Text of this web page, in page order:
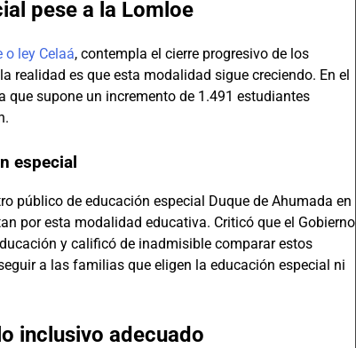
pese a la Lomloe
o ley Celaá, contempla el cierre progresivo de los
realidad es que esta modalidad sigue creciendo. En el
que supone un incremento de 1.491 estudiantes
especial
público de educación especial Duque de Ahumada en
por esta modalidad educativa. Criticó que el Gobierno
y calificó de inadmisible comparar estos
a las familias que eligen la educación especial ni
inclusivo adecuado